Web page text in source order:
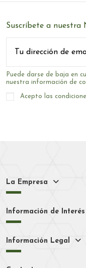
Suscríbete a nuestra
Puede darse de baja en
nuestra información de
Acepto las
La Empresa
Información de Interés
Información Legal